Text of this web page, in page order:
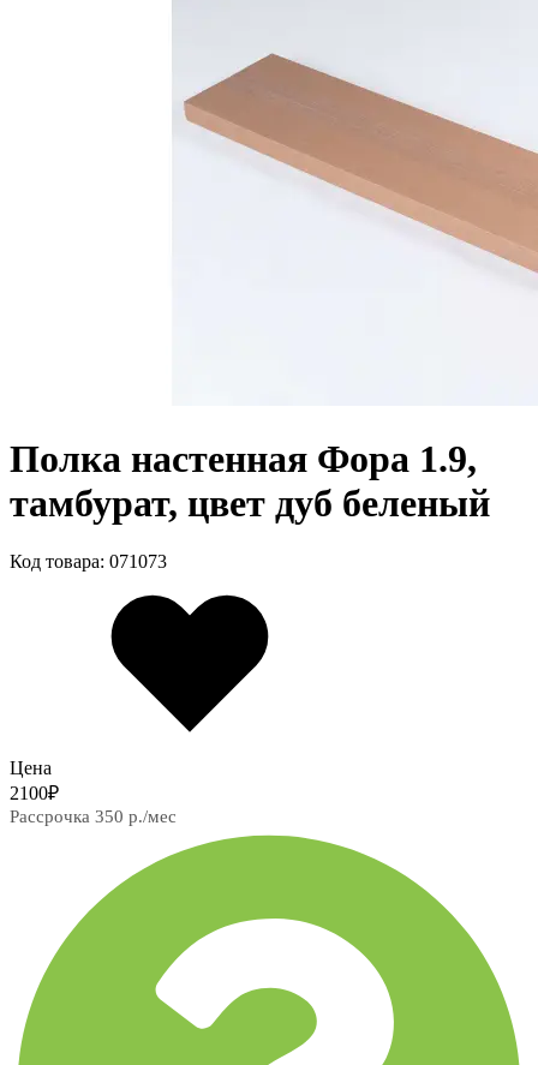
Полка настенная Фора 1.9,
тамбурат, цвет дуб беленый
Код товара: 071073
Цена
2100₽
Рассрочка 350 р./мес